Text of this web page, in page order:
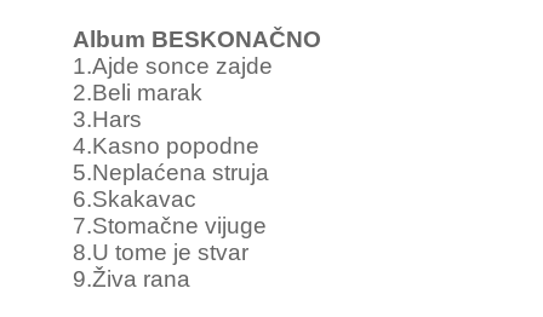
Album BESKONAČNO
1.Ajde sonce zajde
2.Beli marak
3.Hars
4.Kasno popodne
5.Neplaćena struja
6.Skakavac
7.Stomačne vijuge
8.U tome je stvar
9.Živa rana